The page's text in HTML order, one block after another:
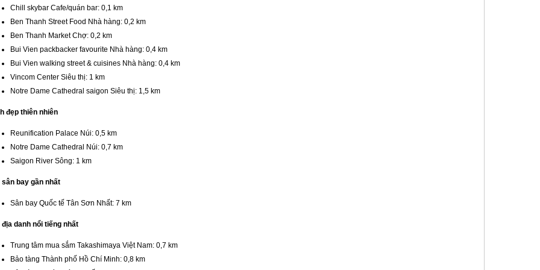
Chill skybar Cafe/quán bar: 0,1 km
Ben Thanh Street Food Nhà hàng: 0,2 km
Ben Thanh Market Chợ: 0,2 km
Bui Vien packbacker favourite Nhà hàng: 0,4 km
Bui Vien walking street & cuisines Nhà hàng: 0,4 km
Vincom Center Siêu thị: 1 km
Notre Dame Cathedral saigon Siêu thị: 1,5 km
đẹp thiên nhiên
Reunification Palace Núi: 0,5 km
Notre Dame Cathedral Núi: 0,7 km
Saigon River Sông: 1 km
sân bay gần nhất
Sân bay Quốc tế Tân Sơn Nhất: 7 km
địa danh nổi tiếng nhất
Trung tâm mua sắm Takashimaya Việt Nam: 0,7 km
Bảo tàng Thành phố Hồ Chí Minh: 0,8 km